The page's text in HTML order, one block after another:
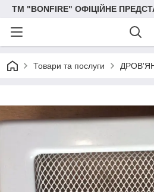
ТМ "BONFIRE" ОФІЦІЙНЕ
Товари та послуги